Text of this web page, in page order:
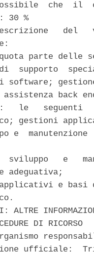
che  il
30 %
del
parte delle
supporto
software;
assistenza back
le   seguenti
gestioni
e
sviluppo   e
adeguativa;
e basi
ALTRE
DI RICORSO
ufficiale: